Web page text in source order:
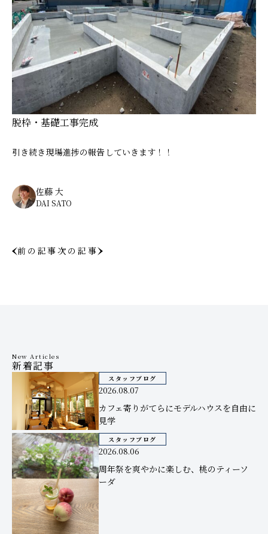
脱枠・基礎工事完成
引き続き現場進捗の報告していきます！！
佐藤 大
DAI SATO
前の記事次の記事
New Articles
新着記事
スタッフブログ
2026.08.07
カフェ寄りがてらにモデルハウスを自由に
見学
スタッフブログ
2026.08.06
周年祭を爽やかに楽しむ、桃のティーソ
ーダ